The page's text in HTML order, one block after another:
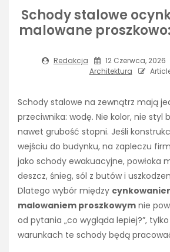
Schody stalowe
malowane
Redakcja 12 Czerwca, 2026
Architektura
Schody stalowe na zewnątrz mają
przeciwnika: wodę. Nie kolor, nie styl
nawet grubość stopni. Jeśli
wejściu do budynku, na zapleczu
jako schody ewakuacyjne, powłoka
deszcz, śnieg, sól z butów i
Dlatego wybór między
malowaniem proszkowym nie
od pytania „co wygląda lepiej?”, tylko
warunkach te schody będą